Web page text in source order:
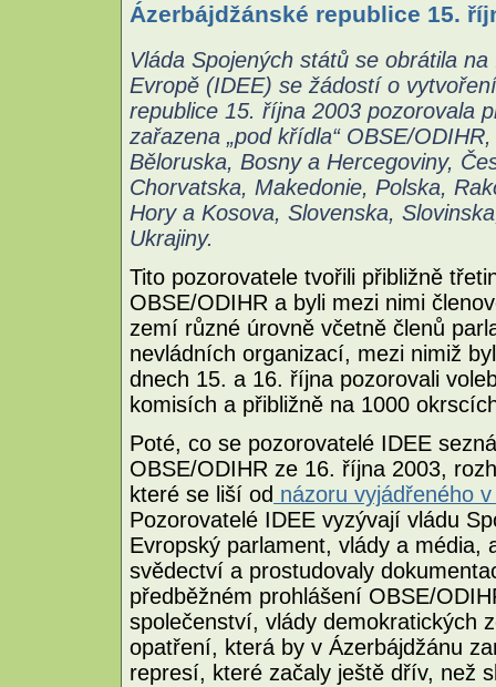
Ázerbájdžánské republice 15.
Vláda Spojených států se obrátila
Evropě (IDEE) se žádostí o
republice 15. října 2003 pozorovala
zařazena „pod křídla“ OBSE/
Běloruska, Bosny a Hercegoviny,
Chorvatska, Makedonie, Polska,
Hory a Kosova, Slovenska,
Ukrajiny.
Tito pozorovatele tvořili přibližně
OBSE/ODIHR a byli mezi nimi
zemí různé úrovně včetně členů
nevládních organizací, mezi nimiž
dnech 15. a 16. října pozorovali
komisích a přibližně na 1000
Poté, co se pozorovatelé IDEE
OBSE/ODIHR ze 16. října 2003,
které se liší od názoru vyjádřeného
Pozorovatelé IDEE vyzývají vládu
Evropský parlament, vlády a média,
svědectví a prostudovaly
předběžném prohlášení OBSE/
společenství, vlády demokratických
opatření, která by v Ázerbájdžánu
represí, které začaly ještě dřív, než